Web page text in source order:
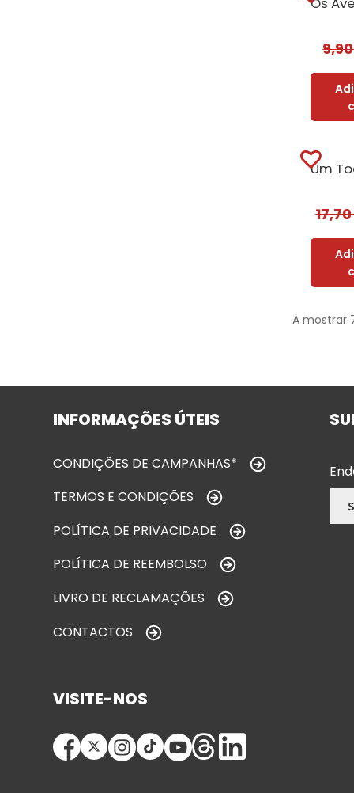
A mostrar
INFORMAÇÕES ÚTEIS
CONDIÇÕES DE CAMPANHAS*
TERMOS E CONDIÇÕES
POLÍTICA DE PRIVACIDADE
POLÍTICA DE REEMBOLSO
LIVRO DE RECLAMAÇÕES
CONTACTOS
VISITE-NOS